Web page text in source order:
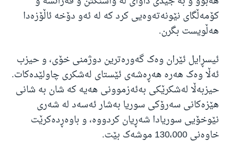
کۆمه‌ڵگای نێونه‌ته‌وه‌یی کرد که‌ له‌ ئه‌و دۆخه‌ ئاڵۆزه‌دا
هه‌ڵویست بگرن.
ئیسڕایل ئێران وه‌ک گه‌وره‌ترین دوژمنی خۆی، و حیزب
ئه‌ڵا وه‌ک هه‌ره‌ هه‌ڕه‌شه‌ی ئێستای له‌شکری چاولێده‌کات.
حیزبه‌ڵا له‌شکرێکی به‌ئه‌زموونی هه‌یه‌ که‌ شان به‌ شانی
هێزه‌کانی سه‌رۆکی سوریا به‌شار ئه‌سه‌د له‌ شه‌ری
نێوخۆیی سوریادا شه‌ڕیان کردووه‌، و باوه‌ڕده‌کرێت
خاوه‌نی 130،000 موشه‌ک بێت.